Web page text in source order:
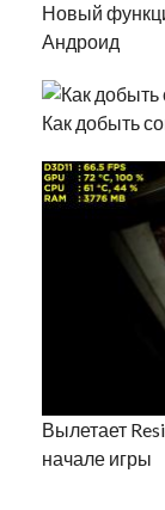
Новый
Андроид
Как добыть
Вылетает
начале игры